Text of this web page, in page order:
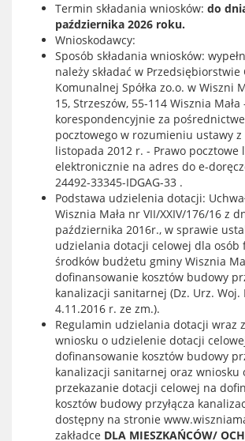
Termin składania wniosków: do
października 2026 roku.
Wnioskodawcy:
Sposób składania wniosków:
należy składać w Przedsiębiorstwie
Komunalnej Spółka zo.o. w Wiszni
15, Strzeszów, 55-114 Wisznia
korespondencyjnie za
pocztowego w rozumieniu ustawy
listopada 2012 r. - Prawo pocztowe
elektronicznie na adres do e-
24492-33345-IDGAG-33 .
Podstawa udzielenia dotacji:
Wisznia Mała nr VII/XXIV/176/16 z
października 2016r., w sprawie
udzielania dotacji celowej dla osób
środków budżetu gminy Wisznia
dofinansowanie kosztów budowy
kanalizacji sanitarnej (Dz. Urz. Woj.
4.11.2016 r. ze zm.).
Regulamin udzielania dotacji wraz
wniosku o udzielenie dotacji
dofinansowanie kosztów budowy
kanalizacji sanitarnej oraz wniosku
przekazanie dotacji celowej na
kosztów budowy przyłącza
dostępny na stronie
zakładce DLA MIESZKAŃCÓW/